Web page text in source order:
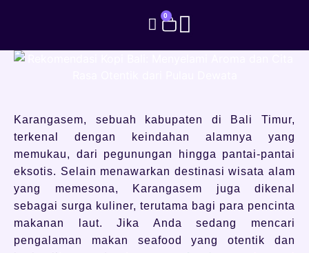
0
Karangasem, sebuah kabupaten di Bali Timur,
terkenal dengan keindahan alamnya yang
memukau, dari pegunungan hingga pantai-pantai
eksotis. Selain menawarkan destinasi wisata alam
yang memesona, Karangasem juga dikenal
sebagai surga kuliner, terutama bagi para pencinta
makanan laut. Jika Anda sedang mencari
pengalaman makan seafood yang otentik dan